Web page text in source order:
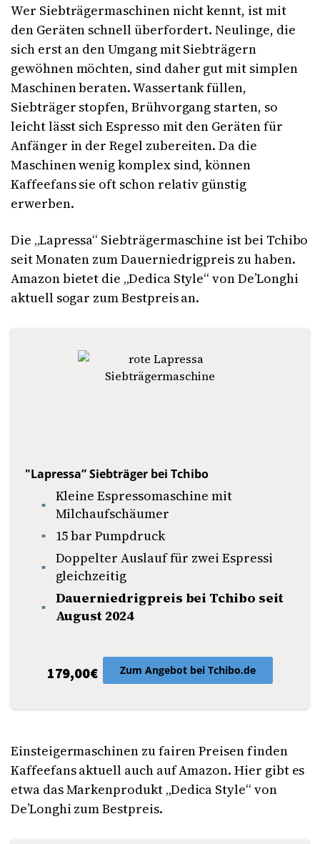
Wer Siebträgermaschinen nicht kennt, ist mit
den Geräten schnell überfordert. Neulinge, die
sich erst an den Umgang mit Siebträgern
gewöhnen möchten, sind daher gut mit simplen
Maschinen beraten. Wassertank füllen,
Siebträger stopfen, Brühvorgang starten, so
leicht lässt sich Espresso mit den Geräten für
Anfänger in der Regel zubereiten. Da die
Maschinen wenig komplex sind, können
Kaffeefans sie oft schon relativ günstig
erwerben.
Die „Lapressa“ Siebträgermaschine ist bei Tchibo
seit Monaten zum Dauerniedrigpreis zu haben.
Amazon bietet die „Dedica Style“ von De’Longhi
aktuell sogar zum Bestpreis an.
"Lapressa” Siebträger bei Tchibo
Kleine Espressomaschine mit
Milchaufschäumer
15 bar Pumpdruck
Doppelter Auslauf für zwei Espressi
gleichzeitig
Dauerniedrigpreis bei Tchibo seit
August 2024
179,00€ Zum Angebot bei Tchibo.de
Einsteigermaschinen zu fairen Preisen finden
Kaffeefans aktuell auch auf Amazon. Hier gibt es
etwa das Markenprodukt „Dedica Style“ von
De’Longhi zum Bestpreis.